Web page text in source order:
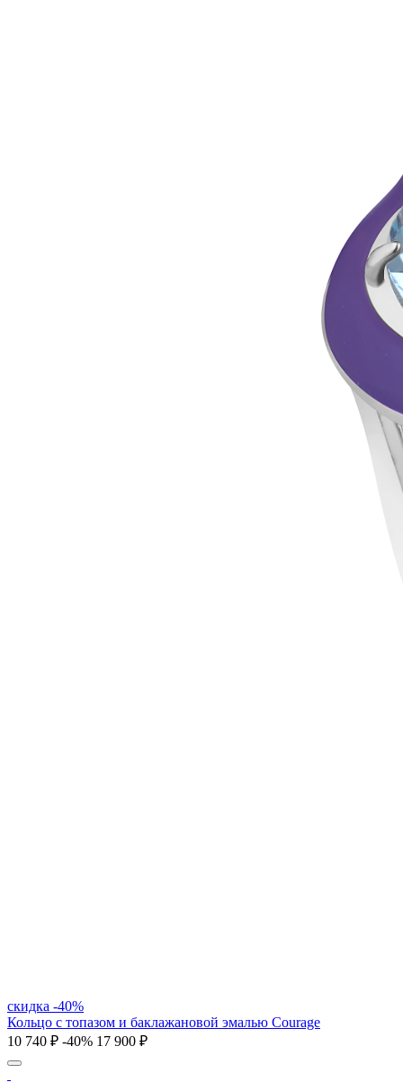
скидка -40%
Кольцо с топазом и баклажановой эмалью Courage
10 740 ₽ -40% 17 900 ₽